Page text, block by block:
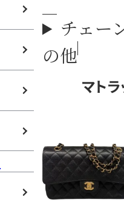
チェー
の他
マト